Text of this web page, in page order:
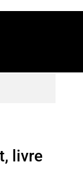
livre